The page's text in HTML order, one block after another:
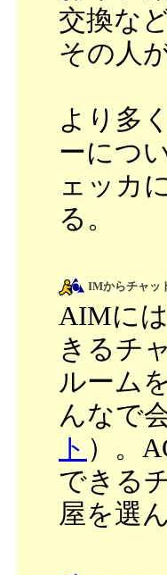
交換な
その人
より多
ーにつ
ェッカ
る。
IMからチャッ
AIMに
きるチ
ルーム
んなで
ト ）。
できる
屋を選